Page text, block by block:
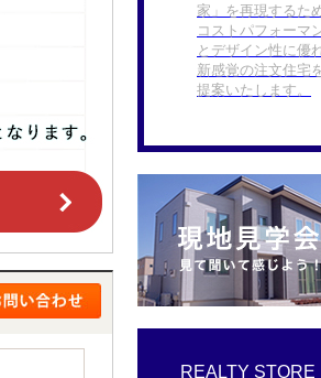
家」を再現するため
コストパフォーマ
とデザイン性に優
新感覚の注文住宅
提案いたします。
REALTY STORE